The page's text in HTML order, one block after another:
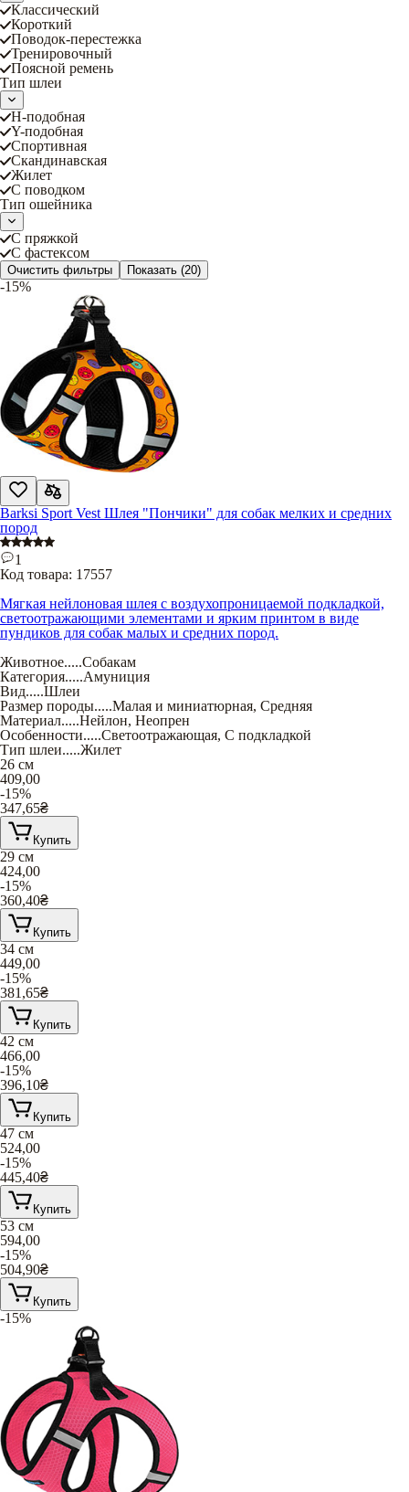
Классический
Короткий
Поводок-перестежка
Тренировочный
Поясной ремень
Тип шлеи
Н-подобная
Y-подобная
Спортивная
Скандинавская
Жилет
С поводком
Тип ошейника
С пряжкой
С фастексом
Очистить фильтры Показать (20)
-15%
Barksi Sport Vest Шлея "Пончики" для собак мелких и средних
пород
1
Код товара: 17557
Мягкая нейлоновая шлея с воздухопроницаемой подкладкой,
светоотражающими элементами и ярким принтом в виде
пундиков для собак малых и средних пород.
Животное.....Собакам
Категория.....Амуниция
Вид.....Шлеи
Размер породы.....Малая и миниатюрная, Средняя
Материал.....Нейлон, Неопрен
Особенности.....Светоотражающая, С подкладкой
Тип шлеи.....Жилет
26 см
409,00
-15%
347,65₴
Купить
29 см
424,00
-15%
360,40₴
Купить
34 см
449,00
-15%
381,65₴
Купить
42 см
466,00
-15%
396,10₴
Купить
47 см
524,00
-15%
445,40₴
Купить
53 см
594,00
-15%
504,90₴
Купить
-15%